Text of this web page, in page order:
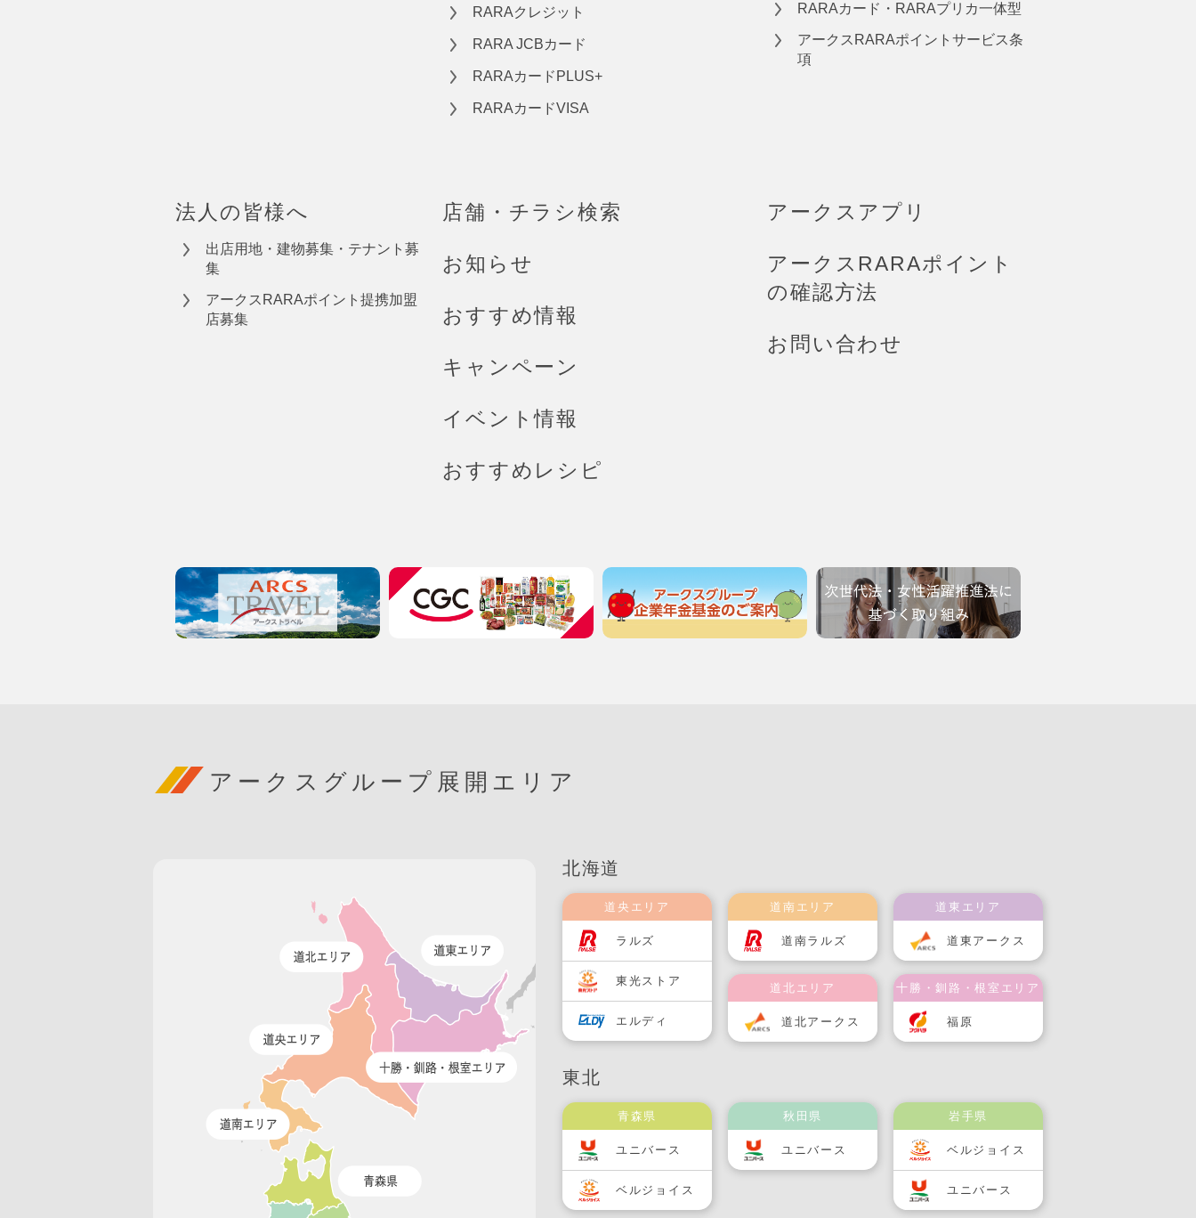
RARAクレジット
RARA JCBカード
RARAカードPLUS+
RARAカードVISA
RARAカード・RARAプリカ一体型
アークスRARAポイントサービス条
項
法人の皆様へ
出店用地・建物募集・テナント募
集
アークスRARAポイント提携加盟
店募集
店舗・チラシ検索
お知らせ
おすすめ情報
キャンペーン
イベント情報
おすすめレシピ
アークスアプリ
アークスRARAポイント
の確認方法
お問い合わせ
アークスグループ展開エリア
北海道
道央エリア
ラルズ
東光ストア
エルディ
道南エリア
道南ラルズ
道北エリア
道北アークス
道東エリア
道東アークス
十勝・釧路・根室エリア
福原
東北
青森県
ユニバース
ベルジョイス
秋田県
ユニバース
岩手県
ベルジョイス
ユニバース